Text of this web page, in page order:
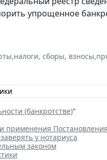
упрощенное
,налоги, сборы, взносы,
(банкротстве)"
применения
у нотариуса
законом